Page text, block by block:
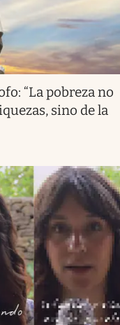
“La pobreza no
sino de la